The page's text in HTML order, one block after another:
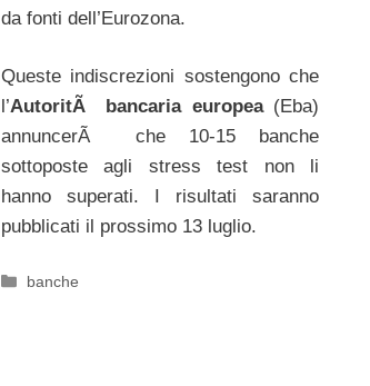
da fonti dell’Eurozona.
Queste indiscrezioni sostengono che
l’AutoritÃ bancaria europea(Eba)
annuncerÃ che 10-15 banche
sottoposte agli stress test non li
hanno superati. I risultati saranno
pubblicati il prossimo 13 luglio.
Categorie
banche